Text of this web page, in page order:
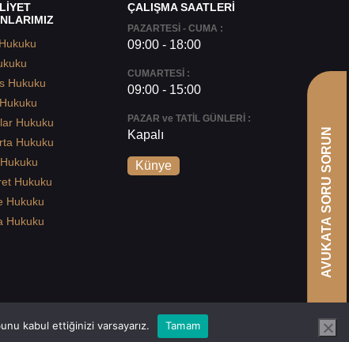
Hukuku
Hukuku
Hukuku
Hukuku
Hukuku
Hukuku
ÇALIŞMA SAATLERİ
PAZARTESİ - CUMA :
09:00 - 18:00
CUMARTESİ :
09:00 - 15:00
PAZAR ve TATİL GÜNLERİ :
Kapalı
Künye
kabul ettiğinizi varsayarız. Tamam
AVUKATA SORU SORUN